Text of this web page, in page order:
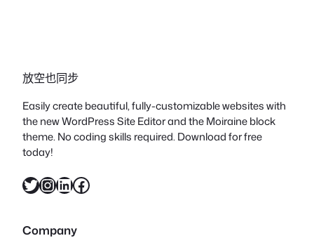
放空也同步
Easily create beautiful, fully-customizable websites with
the new WordPress Site Editor and the Moiraine block
theme. No coding skills required. Download for free
today!
X InstagramLinkedIn Facebook
Company